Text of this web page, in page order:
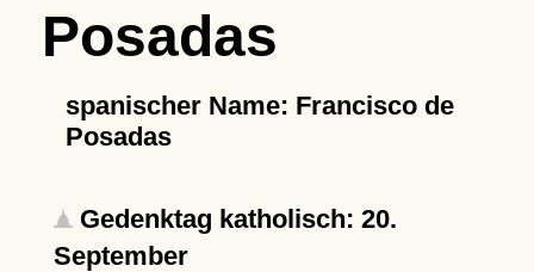
Posadas
spanischer Name: Francisco de
Posadas
Gedenktag katholisch: 20.
September